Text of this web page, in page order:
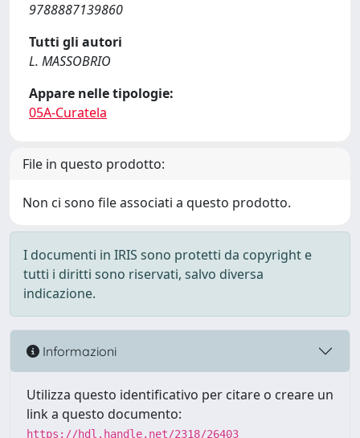
9788887139860
Tutti gli autori
L. MASSOBRIO
Appare nelle tipologie:
05A-Curatela
File in questo prodotto:
Non ci sono file associati a questo prodotto.
I documenti in IRIS sono protetti da copyright e
tutti i diritti sono riservati, salvo diversa
indicazione.
Informazioni
Utilizza questo identificativo per citare o creare un
link a questo documento:
https://hdl.handle.net/2318/26403